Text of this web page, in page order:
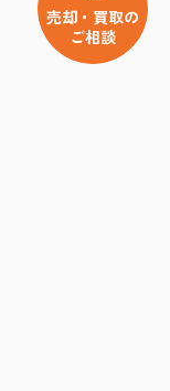
売却・買取の
ご相談